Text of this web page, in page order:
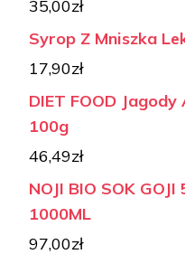
35,00zł
Syrop Z Mniszka
17,90zł
DIET FOOD
100g
46,49zł
NOJI BIO SOK
1000ML
97,00zł